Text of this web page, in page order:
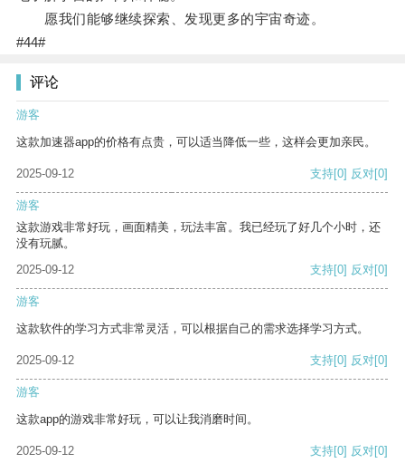
愿我们能够继续探索、发现更多的宇宙奇迹。
#44#
评论
游客
这款加速器app的价格有点贵，可以适当降低一些，这样会更加亲民。
2025-09-12 支持[0] 反对[0]
游客
这款游戏非常好玩，画面精美，玩法丰富。我已经玩了好几个小时，还
没有玩腻。
2025-09-12
支持[0] 反对[0]
游客
这款软件的学习方式非常灵活，可以根据自己的需求选择学习方式。
2025-09-12 支持[0] 反对[0]
游客
这款app的游戏非常好玩，可以让我消磨时间。
2025-09-12 支持[0] 反对[0]